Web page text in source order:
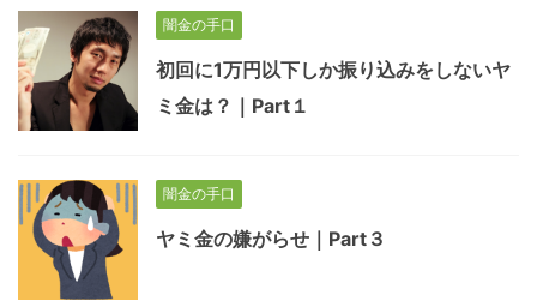
闇金の手口
初回に1万円以下しか振り込みをしないヤ
ミ金は？｜Part１
闇金の手口
ヤミ金の嫌がらせ｜Part３